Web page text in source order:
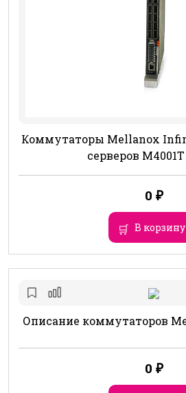
Коммутаторы Mellanox
серверов M4001T
0 ₽
В корзину
Описание коммутаторов
0 ₽